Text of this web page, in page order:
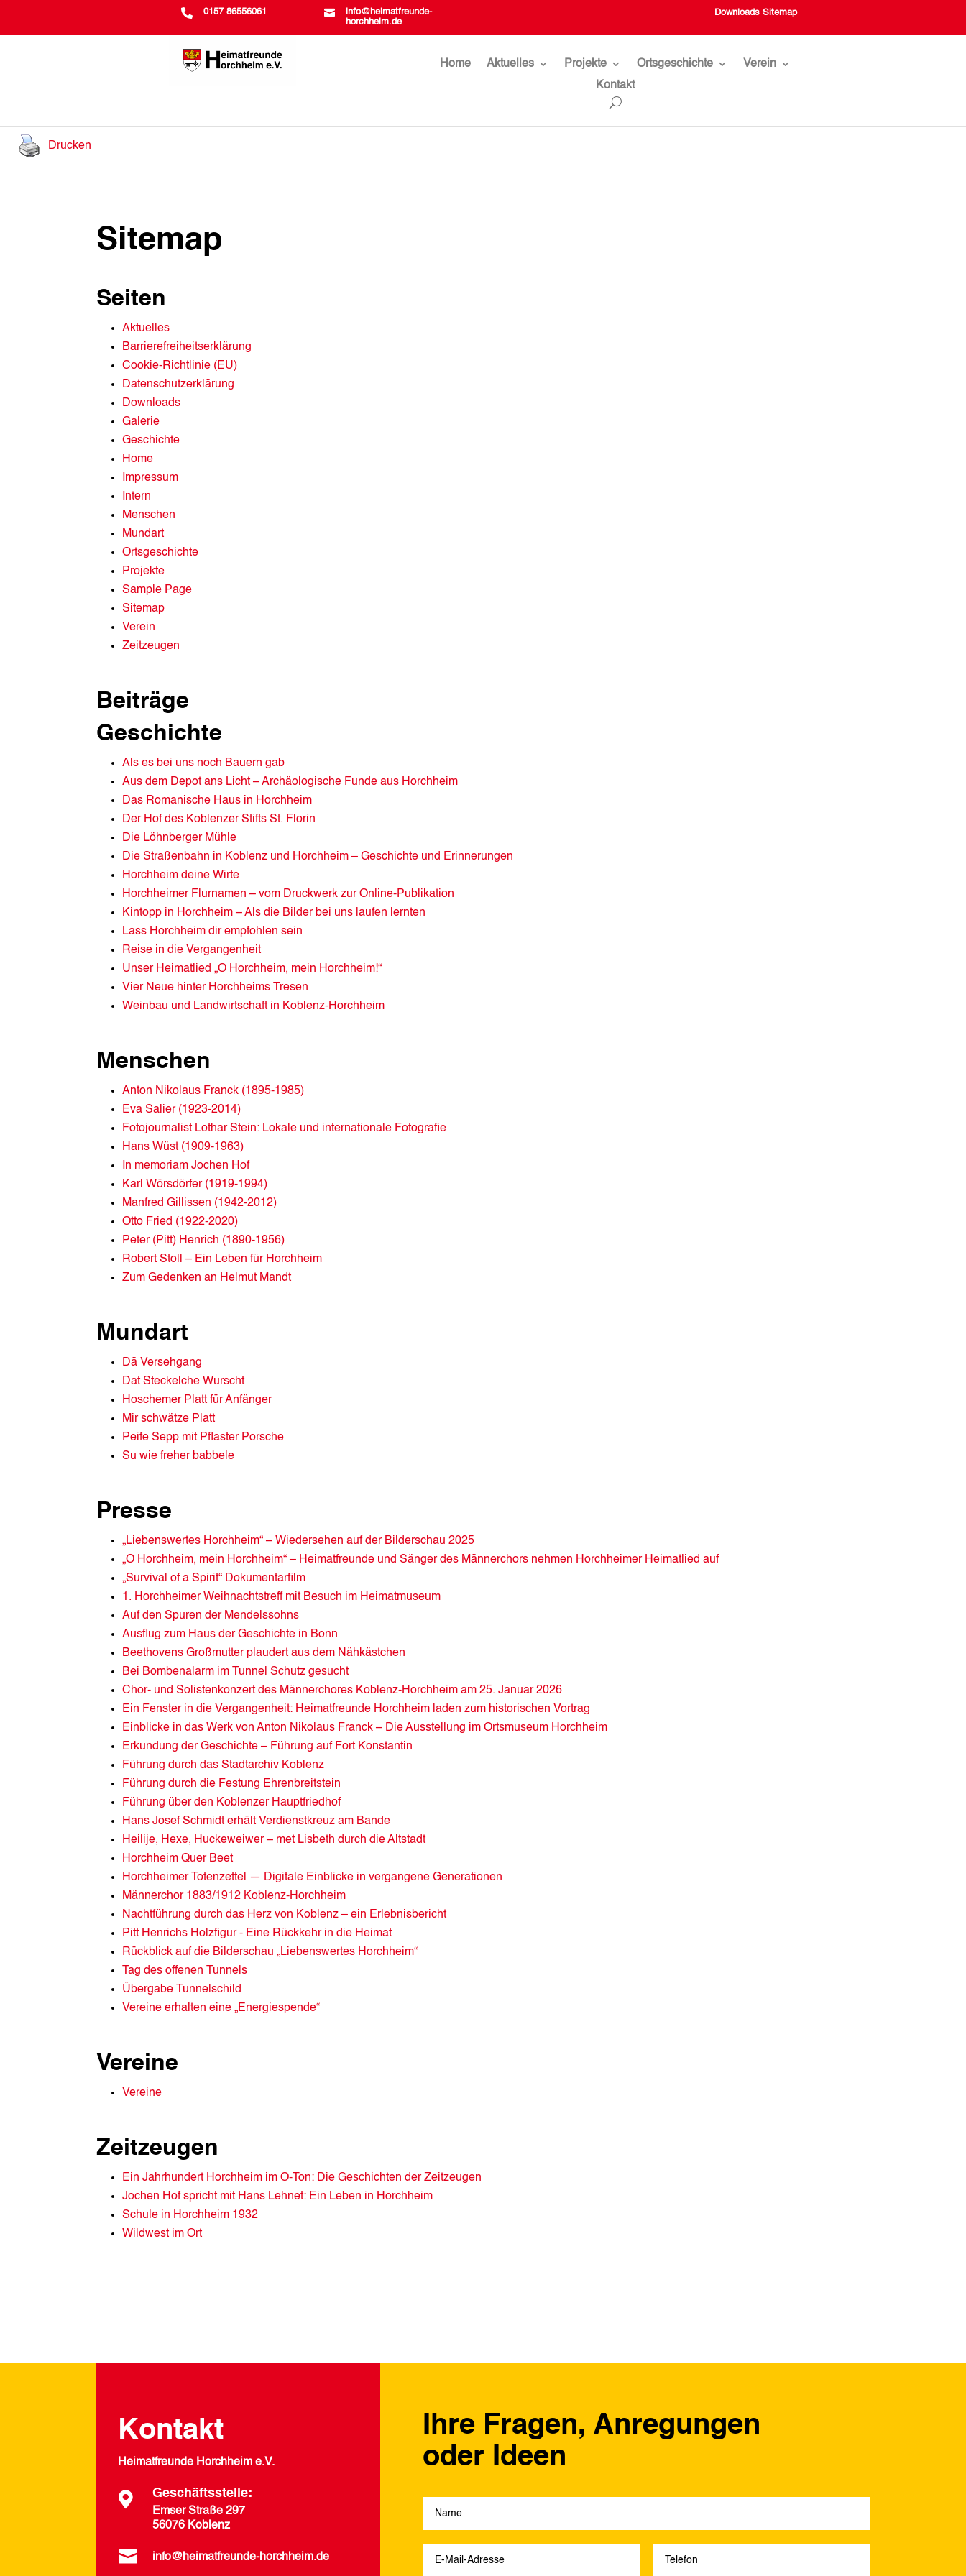
 0157 86556061 
info@heimatfreunde-
horchheim.de
Downloads Sitemap
Home Aktuelles Projekte Ortsgeschichte
Verein
Kontakt
Drucken
Sitemap
Seiten
Aktuelles
Barrierefreiheitserklärung
Cookie-Richtlinie (EU)
Datenschutzerklärung
Downloads
Galerie
Geschichte
Home
Impressum
Intern
Menschen
Mundart
Ortsgeschichte
Projekte
Sample Page
Sitemap
Verein
Zeitzeugen
Beiträge
Geschichte
Als es bei uns noch Bauern gab
Aus dem Depot ans Licht – Archäologische Funde aus Horchheim
Das Romanische Haus in Horchheim
Der Hof des Koblenzer Stifts St. Florin
Die Löhnberger Mühle
Die Straßenbahn in Koblenz und Horchheim – Geschichte und Erinnerungen
Horchheim deine Wirte
Horchheimer Flurnamen – vom Druckwerk zur Online-Publikation
Kintopp in Horchheim – Als die Bilder bei uns laufen lernten
Lass Horchheim dir empfohlen sein
Reise in die Vergangenheit
Unser Heimatlied „O Horchheim, mein Horchheim!“
Vier Neue hinter Horchheims Tresen
Weinbau und Landwirtschaft in Koblenz-Horchheim
Menschen
Anton Nikolaus Franck (1895-1985)
Eva Salier (1923-2014)
Fotojournalist Lothar Stein: Lokale und internationale Fotografie
Hans Wüst (1909-1963)
In memoriam Jochen Hof
Karl Wörsdörfer (1919-1994)
Manfred Gillissen (1942-2012)
Otto Fried (1922-2020)
Peter (Pitt) Henrich (1890-1956)
Robert Stoll – Ein Leben für Horchheim
Zum Gedenken an Helmut Mandt
Mundart
Dä Versehgang
Dat Steckelche Wurscht
Hoschemer Platt für Anfänger
Mir schwätze Platt
Peife Sepp mit Pflaster Porsche
Su wie freher babbele
Presse
„Liebenswertes Horchheim“ – Wiedersehen auf der Bilderschau 2025
„O Horchheim, mein Horchheim“ – Heimatfreunde und Sänger des Männerchors nehmen Horchheimer Heimatlied auf
„Survival of a Spirit“ Dokumentarfilm
1. Horchheimer Weihnachtstreff mit Besuch im Heimatmuseum
Auf den Spuren der Mendelssohns
Ausflug zum Haus der Geschichte in Bonn
Beethovens Großmutter plaudert aus dem Nähkästchen
Bei Bombenalarm im Tunnel Schutz gesucht
Chor- und Solistenkonzert des Männerchores Koblenz-Horchheim am 25. Januar 2026
Ein Fenster in die Vergangenheit: Heimatfreunde Horchheim laden zum historischen Vortrag
Einblicke in das Werk von Anton Nikolaus Franck – Die Ausstellung im Ortsmuseum Horchheim
Erkundung der Geschichte – Führung auf Fort Konstantin
Führung durch das Stadtarchiv Koblenz
Führung durch die Festung Ehrenbreitstein
Führung über den Koblenzer Hauptfriedhof
Hans Josef Schmidt erhält Verdienstkreuz am Bande
Heilije, Hexe, Huckeweiwer – met Lisbeth durch die Altstadt
Horchheim Quer Beet
Horchheimer Totenzettel — Digitale Einblicke in vergangene Generationen
Männerchor 1883/1912 Koblenz-Horchheim
Nachtführung durch das Herz von Koblenz – ein Erlebnisbericht
Pitt Henrichs Holzfigur ‒ Eine Rückkehr in die Heimat
Rückblick auf die Bilderschau „Liebenswertes Horchheim“
Tag des offenen Tunnels
Übergabe Tunnelschild
Vereine erhalten eine „Energiespende“
Vereine
Vereine
Zeitzeugen
Ein Jahrhundert Horchheim im O-Ton: Die Geschichten der Zeitzeugen
Jochen Hof spricht mit Hans Lehnet: Ein Leben in Horchheim
Schule in Horchheim 1932
Wildwest im Ort
Kontakt
Heimatfreunde Horchheim e.V.
 Geschäftsstelle:
Emser Straße 297
56076 Koblenz
 info@heimatfreunde-horchheim.de
Ihre Fragen, Anregungen
oder Ideen